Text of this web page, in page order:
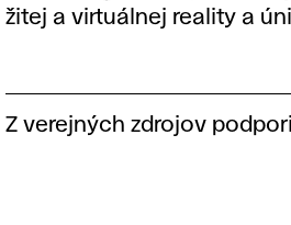
žitej a virtuálnej reality a
Z verejných zdrojov